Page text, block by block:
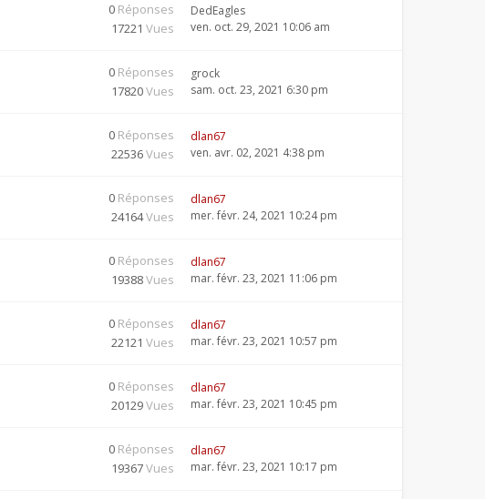
0 Réponses
17221 Vues
DedEagles
ven. oct. 29, 2021 10:06 am
0 Réponses
17820Vues
grock
sam. oct. 23, 2021 6:30 pm
0 Réponses
22536Vues
dlan67
ven. avr. 02, 2021 4:38 pm
0 Réponses
24164Vues
dlan67
mer. févr. 24, 2021 10:24 pm
0 Réponses
19388Vues
dlan67
mar. févr. 23, 2021 11:06 pm
0 Réponses
22121 Vues
dlan67
mar. févr. 23, 2021 10:57 pm
0 Réponses
20129Vues
dlan67
mar. févr. 23, 2021 10:45 pm
0 Réponses
19367Vues
dlan67
mar. févr. 23, 2021 10:17 pm